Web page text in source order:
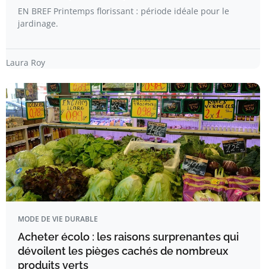
EN BREF Printemps florissant : période idéale pour le
jardinage.
Laura Roy
MODE DE VIE DURABLE
Acheter écolo : les raisons surprenantes qui
dévoilent les pièges cachés de nombreux
produits verts